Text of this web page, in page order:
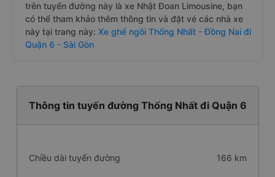
trên tuyến đường này là xe Nhật Đoan Limousine, bạn
có thể tham khảo thêm thông tin và đặt vé các nhà xe
này tại trang này: Xe ghế ngồi Thống Nhất - Đồng Nai đi
Quận 6 - Sài Gòn
Thông tin tuyến đường Thống Nhất đi Quận 6
Chiều dài tuyến đường 166 km